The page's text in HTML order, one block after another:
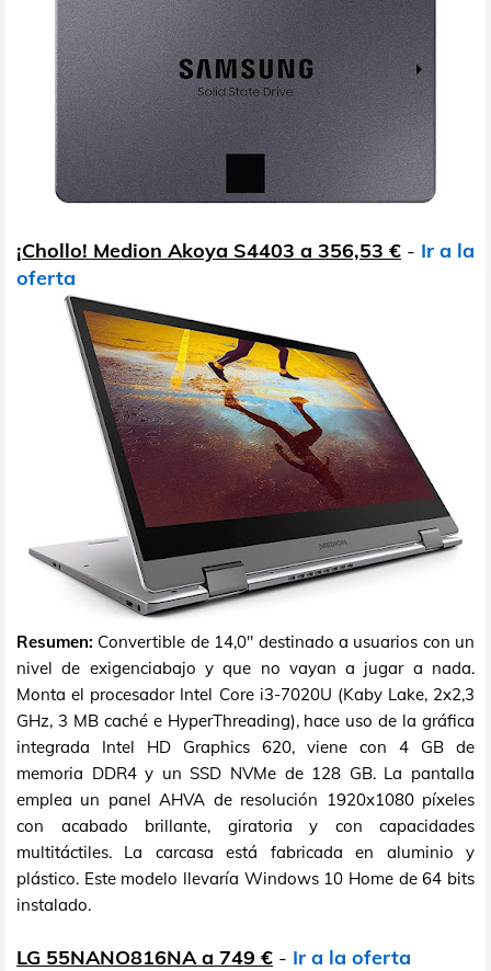
¡Chollo! Medion Akoya S4403 a 356,53 € - Ir a la
oferta
Resumen: Convertible de 14,0" destinado a usuarios con un
nivel de exigenciabajo y que no vayan a jugar a nada.
Monta el procesador Intel Core i3-7020U (Kaby Lake, 2x2,3
GHz, 3 MB caché e HyperThreading), hace uso de la gráfica
integrada Intel HD Graphics 620, viene con 4 GB de
memoria DDR4 y un SSD NVMe de 128 GB. La pantalla
emplea un panel AHVA de resolución 1920x1080 píxeles
con acabado brillante, giratoria y con capacidades
multitáctiles. La carcasa está fabricada en aluminio y
plástico. Este modelo llevaría Windows 10 Home de 64 bits
instalado.
LG 55NANO816NA a 749 € - Ir a la oferta